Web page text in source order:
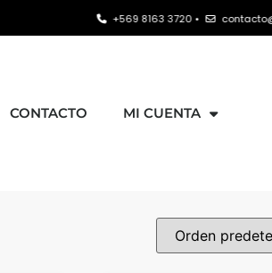
+569 8163 3720 • contacto@warilaif.cl •
CONTACTO MI CUENTA